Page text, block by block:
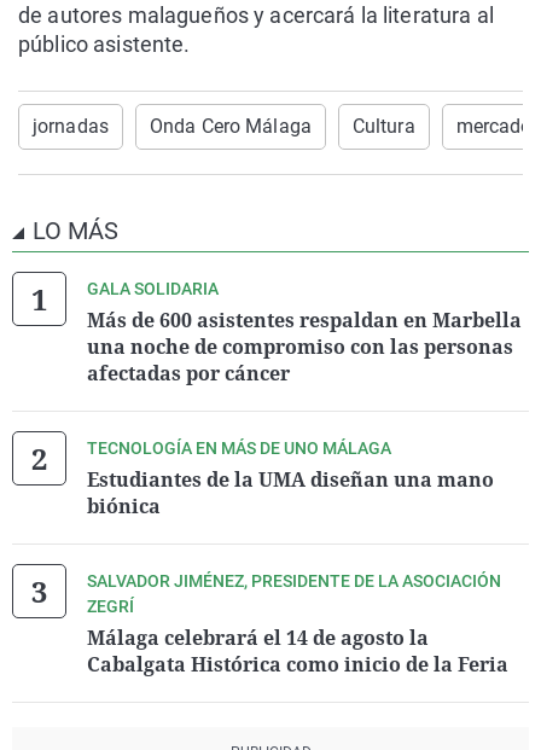
de autores malagueños y acercará la literatura al
público asistente.
jornadas Onda Cero Málaga Cultura mercado
LO MÁS
GALA SOLIDARIA
Más de 600 asistentes respaldan en Marbella
una noche de compromiso con las personas
afectadas por cáncer
TECNOLOGÍA EN MÁS DE UNO MÁLAGA
Estudiantes de la UMA diseñan una mano
biónica
SALVADOR JIMÉNEZ, PRESIDENTE DE LA ASOCIACIÓN
ZEGRÍ
Málaga celebrará el 14 de agosto la
Cabalgata Histórica como inicio de la Feria